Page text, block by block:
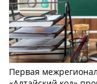
Первая